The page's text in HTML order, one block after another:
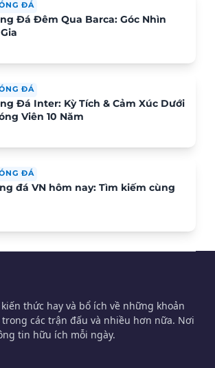
ĐÁ
Đá Đêm Qua Barca: Góc Nhìn
ĐÁ
Đá Inter: Kỳ Tích & Cảm Xúc Dưới
Viên 10 Năm
ĐÁ
đá VN hôm nay: Tìm kiếm cùng
thức hay và bổ ích về những khoản
các trận đấu và nhiều hơn nữa. Nơi
tin hữu ích mỗi ngày.